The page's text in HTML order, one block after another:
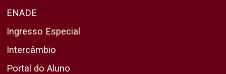
ENADE
Ingresso Especial
Intercâmbio
Portal do Aluno